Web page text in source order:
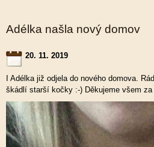
Adélka našla nový domov
20. 11. 2019
I Adélka již odjela do nového domova.
škádlí starší kočky :-) Děkujeme všem za